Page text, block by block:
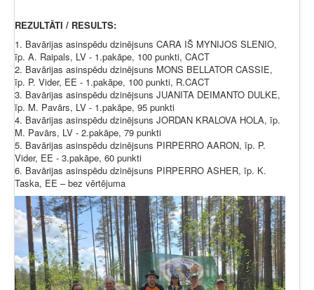
REZULTĀTI / RESULTS:
1. Bavārijas asinspēdu dzinējsuns CARA IŠ MYNIJOS SLENIO,
īp. A. Raipals, LV - 1.pakāpe, 100 punkti, CACT
2. Bavārijas asinspēdu dzinējsuns MONS BELLATOR CASSIE,
īp. P. Vider, EE - 1.pakāpe, 100 punkti, R.CACT
3. Bavārijas asinspēdu dzinējsuns JUANITA DEIMANTO DULKE,
īp. M. Pavārs, LV - 1.pakāpe, 95 punkti
4. Bavārijas asinspēdu dzinējsuns JORDAN KRALOVA HOLA, īp.
M. Pavārs, LV - 2.pakāpe, 79 punkti
5. Bavārijas asinspēdu dzinējsuns PIRPERRO AARON, īp. P.
Vider, EE - 3.pakāpe, 60 punkti
6. Bavārijas asinspēdu dzinējsuns PIRPERRO ASHER, īp. K.
Taska, EE – bez vērtējuma